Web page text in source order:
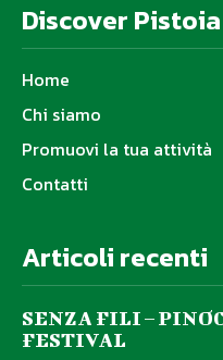
Discover Pistoia
Home
Chi siamo
Promuovi la tua attività
Contatti
Articoli recenti
SENZA FILI –
FESTIVAL